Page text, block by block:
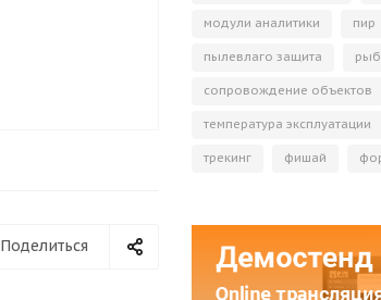
Поделиться
модули аналитики пир
пылевлаго защита
сопровождение объектов
температура эксплуатации
трекинг фишай